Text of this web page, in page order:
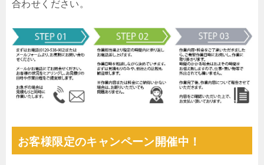
合わせください。
お客様限定のキャンペーン開催中！